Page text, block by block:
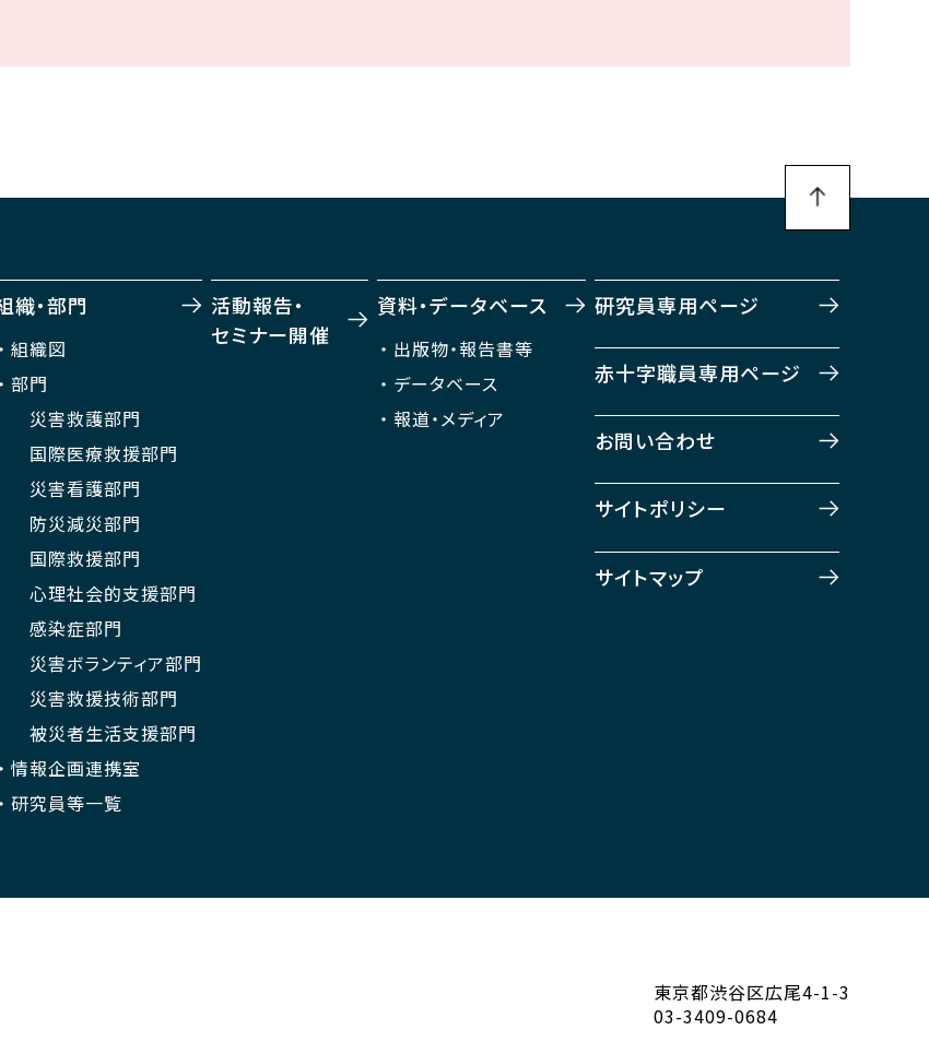
織・部門
組織図
部門
災害救護部門
国際医療救援部門
災害看護部門
防災減災部門
国際救援部門
心理社会的支援部門
感染症部門
災害ボランティア部門
災害救援技術部門
被災者生活支援部門
情報企画連携室
研究員等一覧
活動報告・
セミナー開催
資料・データベース
出版物・報告書等
データベース
報道・メディア
研究員専用ページ
赤十字職員専用ページ
お問い合わせ
サイトポリシー
サイトマップ
東京都渋谷区広尾4-1-3
03-3409-0684